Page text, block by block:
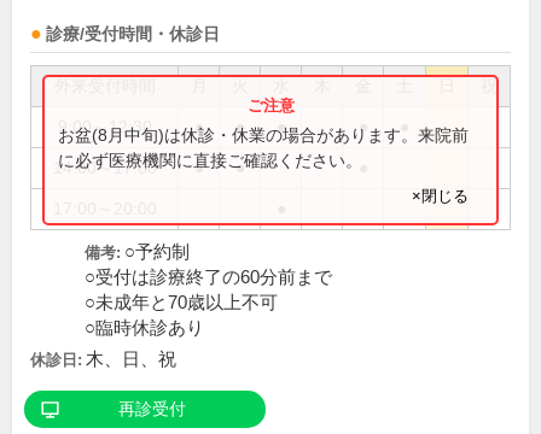
診療/受付時間・休診日
祝
9:00～12:30 ● ● ● ●
14:00～17:00 ● ●
お盆(8月中旬)は休診・休業の場合があります。来院前
に必ず医療機関に直接ご確認ください。
×閉じる
備考: ○予約制
○受付は診療終了の60分前まで
○未成年と70歳以上不可
○臨時休診あり
休診日: 木、日、祝
再診受付